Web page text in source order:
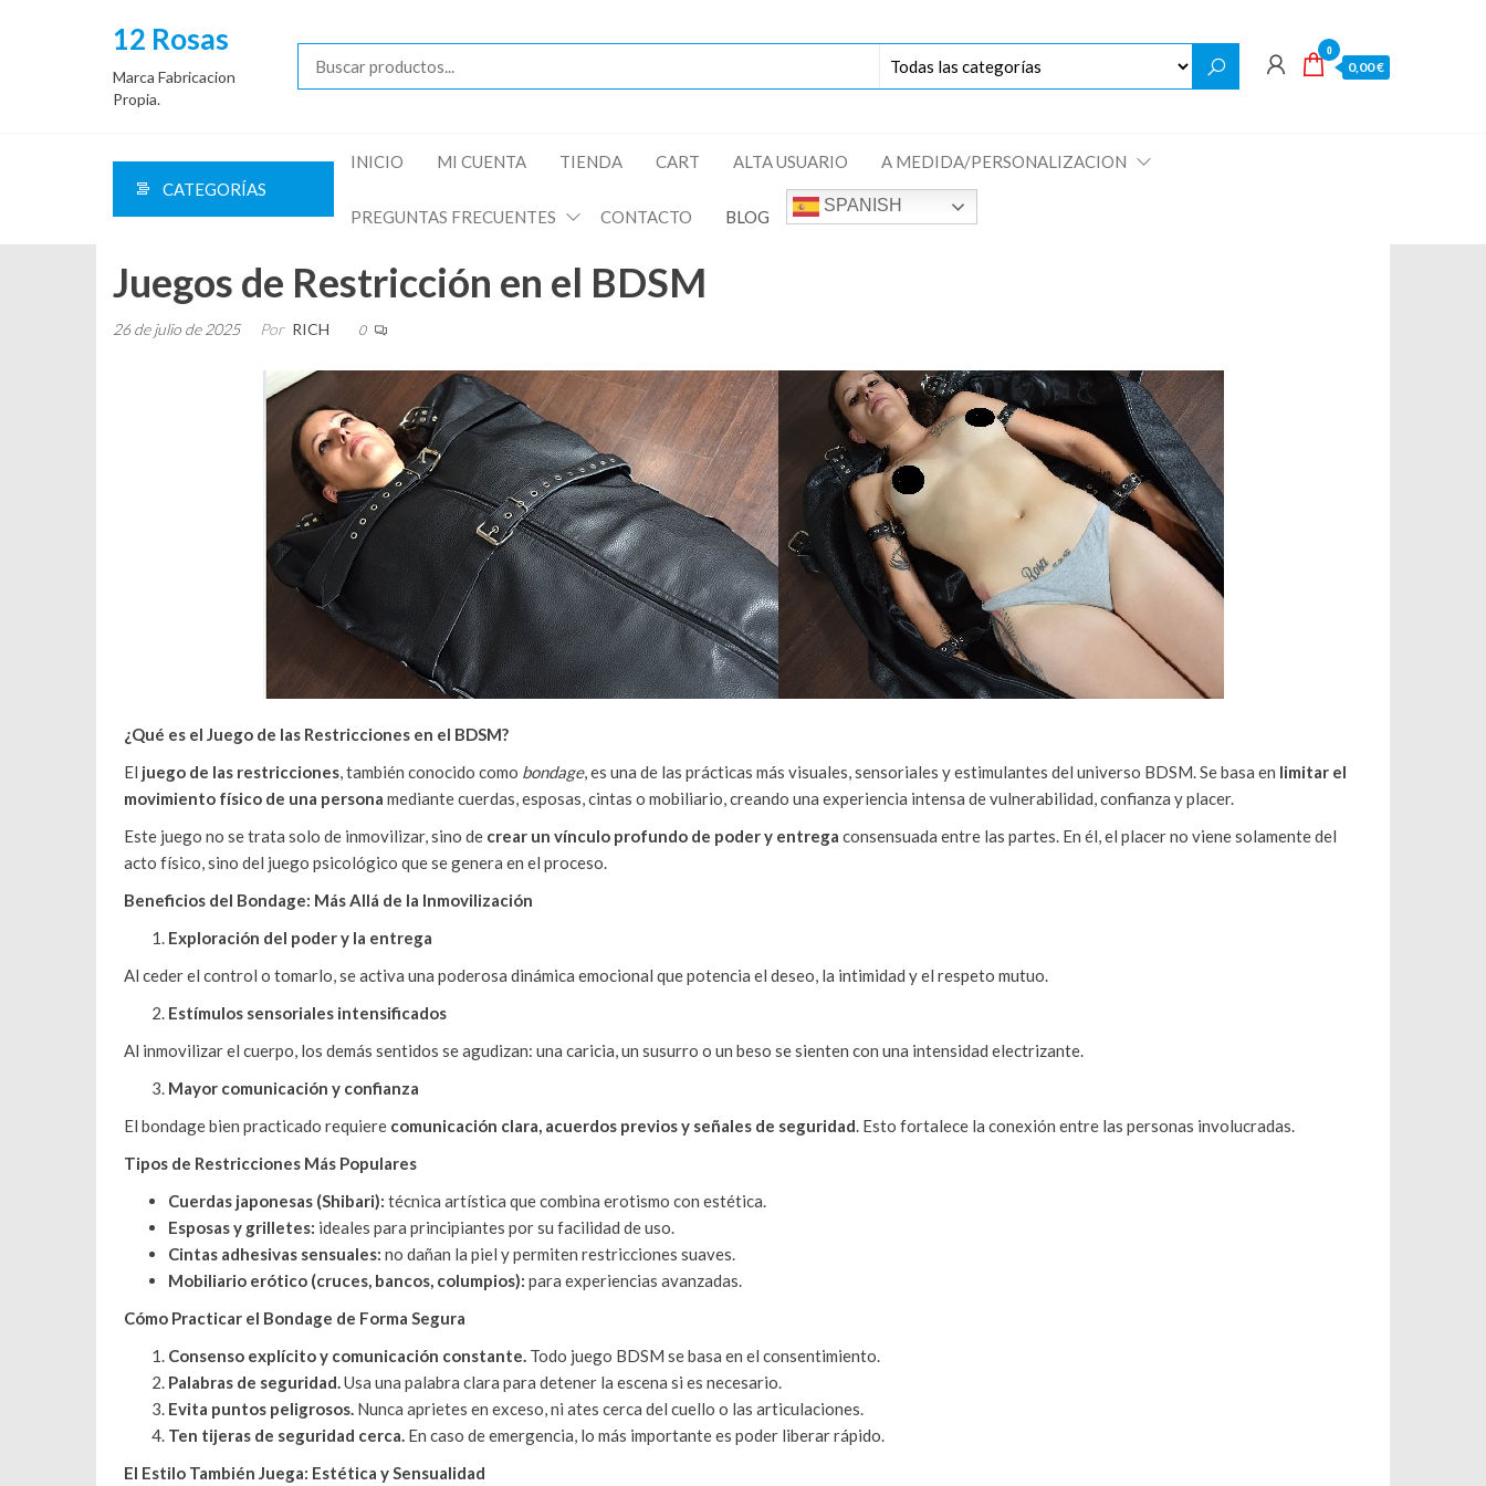
12 Rosas
Marca Fabricacion
Propia.
0
0,00 €
CATEGORÍAS
INICIO MI CUENTA TIENDA CART ALTA USUARIO A MEDIDA/PERSONALIZACION
PREGUNTAS FRECUENTES CONTACTO BLOG
SPANISH
Juegos de Restricción en el BDSM
26 de julio de 2025 Por RICH 0
¿Qué es el Juego de las Restricciones en el BDSM?
El juego de las restricciones, también conocido como bondage, es una de las prácticas más visuales, sensoriales y estimulantes del universo BDSM. Se basa en limitar el
movimiento físico de una persona mediante cuerdas, esposas, cintas o mobiliario, creando una experiencia intensa de vulnerabilidad, confianza y placer.
Este juego no se trata solo de inmovilizar, sino de crear un vínculo profundo de poder y entrega consensuada entre las partes. En él, el placer no viene solamente del
acto físico, sino del juego psicológico que se genera en el proceso.
Beneficios del Bondage: Más Allá de la Inmovilización
Exploración del poder y la entrega
Al ceder el control o tomarlo, se activa una poderosa dinámica emocional que potencia el deseo, la intimidad y el respeto mutuo.
Estímulos sensoriales intensificados
Al inmovilizar el cuerpo, los demás sentidos se agudizan: una caricia, un susurro o un beso se sienten con una intensidad electrizante.
Mayor comunicación y confianza
El bondage bien practicado requiere comunicación clara, acuerdos previos y señales de seguridad. Esto fortalece la conexión entre las personas involucradas.
Tipos de Restricciones Más Populares
Cuerdas japonesas (Shibari): técnica artística que combina erotismo con estética.
Esposas y grilletes: ideales para principiantes por su facilidad de uso.
Cintas adhesivas sensuales: no dañan la piel y permiten restricciones suaves.
Mobiliario erótico (cruces, bancos, columpios): para experiencias avanzadas.
Cómo Practicar el Bondage de Forma Segura
Consenso explícito y comunicación constante. Todo juego BDSM se basa en el consentimiento.
Palabras de seguridad.Usa una palabra clara para detener la escena si es necesario.
Evita puntos peligrosos. Nunca aprietes en exceso, ni ates cerca del cuello o las articulaciones.
Ten tijeras de seguridad cerca. En caso de emergencia, lo más importante es poder liberar rápido.
El Estilo También Juega: Estética y Sensualidad